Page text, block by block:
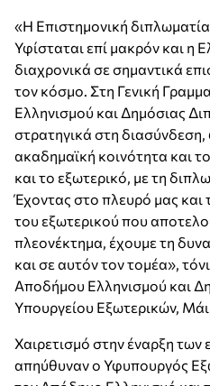
«Η Επιστημονική διπλωματία
Υφίσταται επί μακρόν και η
διαχρονικά σε σημαντικά
τον κόσμο. Στη Γενική
Ελληνισμού και Δημόσιας
στρατηγικά στη
ακαδημαϊκή κοινότητα και
και το εξωτερικό, με τη
Έχοντας στο πλευρό μας
του εξωτερικού που
πλεονέκτημα, έχουμε τη
και σε αυτόν τον τομέα»,
Αποδήμου Ελληνισμού και
Υπουργείου Εξωτερικών,
Χαιρετισμό στην έναρξη
απηύθυναν ο Υφυπουργός